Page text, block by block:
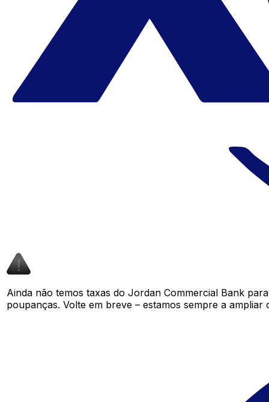
Ainda não temos taxas do Jordan Commercial Bank
poupanças. Volte em breve – estamos sempre a ampliar